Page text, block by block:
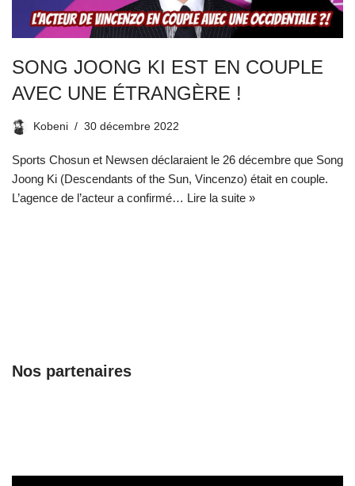
SONG JOONG KI EST EN COUPLE
AVEC UNE ÉTRANGÈRE !
Kobeni 30 décembre 2022
Sports Chosun et Newsen déclaraient le 26 décembre que Song
Joong Ki (Descendants of the Sun, Vincenzo) était en couple.
L’agence de l’acteur a confirmé… Lire la suite »
Nos partenaires